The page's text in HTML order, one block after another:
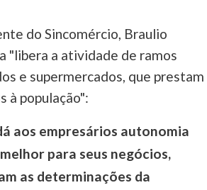
do Sincomércio, Braulio
"libera a atividade de ramos
e supermercados, que prestam
à população":
aos empresários autonomia
para seus negócios,
as determinações da